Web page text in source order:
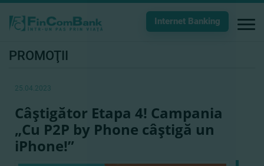
Internet Banking
PROMOŢII
25.04.2023
Câştigător Etapa 4! Campania
„Cu P2P by Phone câştigă un
iPhone!”